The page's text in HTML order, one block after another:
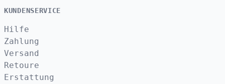
KUNDENSERVICE
Hilfe
Zahlung
Versand
Retoure
Erstattung